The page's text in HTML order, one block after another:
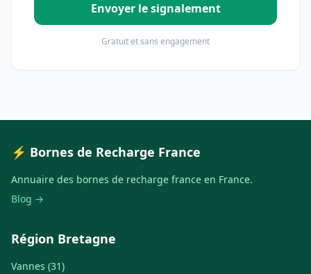
Envoyer le signalement
Gratuit et sans engagement
⚡ Bornes de Recharge France
Annuaire des bornes de recharge france en France.
Blog →
Région Bretagne
Vannes (31)